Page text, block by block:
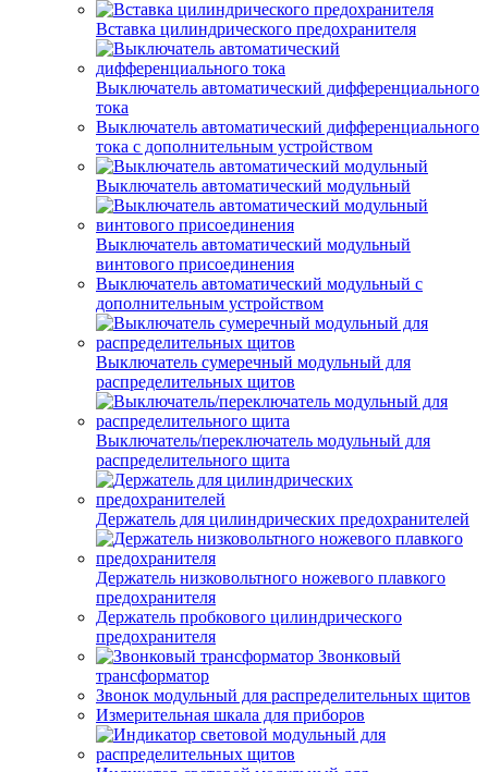
Вставка цилиндрического предохранителя
Выключатель автоматический дифференциального
тока
Выключатель автоматический дифференциального
тока с дополнительным устройством
Выключатель автоматический модульный
Выключатель автоматический модульный
винтового присоединения
Выключатель автоматический модульный с
дополнительным устройством
Выключатель сумеречный модульный для
распределительных щитов
Выключатель/переключатель модульный для
распределительного щита
Держатель для цилиндрических предохранителей
Держатель низковольтного ножевого плавкого
предохранителя
Держатель пробкового цилиндрического
предохранителя
Звонковый
трансформатор
Звонок модульный для распределительных щитов
Измерительная шкала для приборов